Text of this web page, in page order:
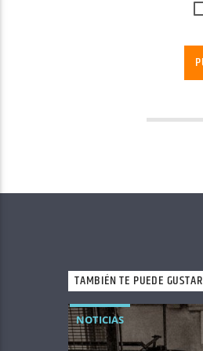
TAMBIÉN TE PUEDE GUSTAR
NOTICIAS